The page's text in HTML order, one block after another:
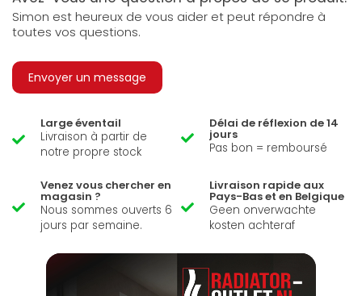
Simon est heureux de vous aider et peut répondre à
toutes vos questions.
Envoyer un message
Large éventail
Livraison à partir de
notre propre stock
Délai de réflexion de 14
jours
Pas bon = remboursé
Venez vous chercher en
magasin ?
Nous sommes ouverts 6
jours par semaine.
Livraison rapide aux
Pays-Bas et en Belgique
Geen onverwachte
kosten achteraf